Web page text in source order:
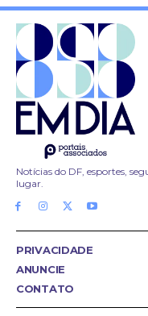
Notícias do DF, esportes,
lugar.
PRIVACIDADE
ANUNCIE
CONTATO